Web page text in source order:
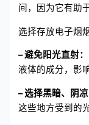
间，因为它有助
选择存放电子烟
– 避免阳光直射：
液体的成分，影
– 选择黑暗、阴
这些地方受到的